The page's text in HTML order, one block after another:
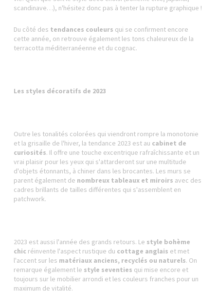
scandinave…), n'hésitez donc pas à tenter la rupture graphique !
Du côté des tendances couleurs qui se confirment encore
cette année, on retrouve également les tons chaleureux de la
terracotta méditerranéenne et du cognac.
Les styles décoratifs de 2023
Outre les tonalités colorées qui viendront rompre la monotonie
et la grisaille de l'hiver, la tendance 2023 est au cabinet de
curiosités. Il offre une touche excentrique rafraîchissante et un
vrai plaisir pour les yeux qui s'attarderont sur une multitude
d'objets étonnants, à chiner dans les brocantes. Les murs se
parent également de nombreux tableaux et miroirs avec des
cadres brillants de tailles différentes qui s'assemblent en
patchwork.
2023 est aussi l'année des grands retours. Le style bohème
chic réinvente l'aspect rustique du cottage anglais et met
l'accent sur les matériaux anciens, recyclés ou naturels. On
remarque également le style seventies qui mise encore et
toujours sur le mobilier arrondi et les couleurs franches pour un
maximum de vitalité.